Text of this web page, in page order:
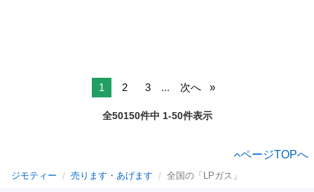
1 2 3 ... 次へ
全50150件中 1-50件表示
ページTOPへ
ジモティー 売ります・あげます 全国の「LPガス」